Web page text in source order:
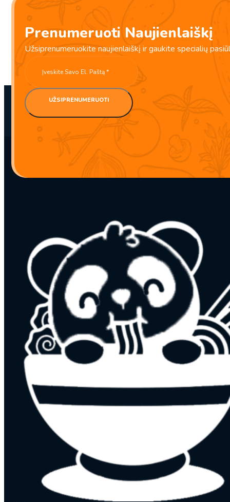
(0)
Persikų Oolong’o arbata 500g – HengShouTang
2027-04-10
produkto
kiekis:
Persikų
Oolong'o
HengShouTang
Prenumeruoti Naujienlaiškį
Užsiprenumeruokite naujienlaiškį ir gaukite specialių
UŽSIPRENUMERUOTI